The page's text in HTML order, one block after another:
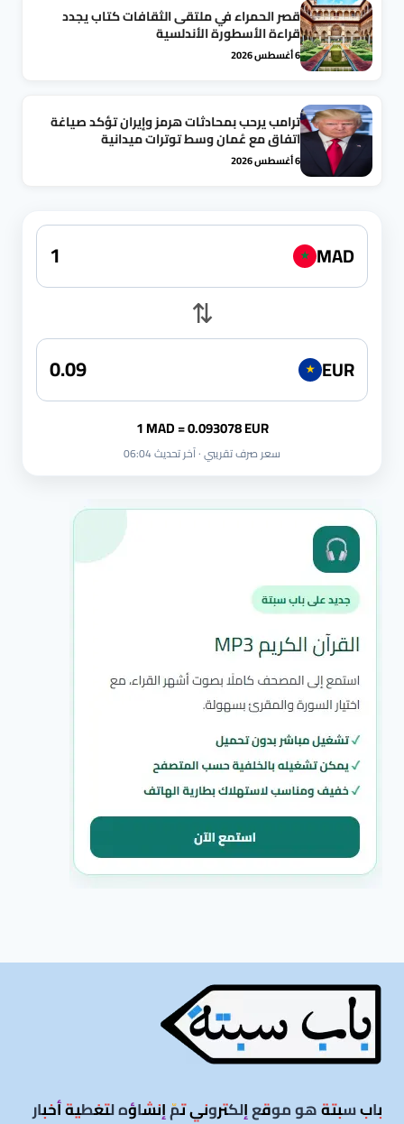
قصر الحمراء في ملتقى الثقافات كتاب يجدد
قراءة الأسطورة الأندلسية
6 أغسطس 2026
ترامب يرحب بمحادثات هرمز وإيران تؤكد صياغة
اتفاق مع عُمان وسط توترات ميدانية
6 أغسطس 2026
★ MAD
⇅
★ EUR
1 MAD = 0.093078 EUR
سعر صرف تقريبي · آخر تحديث 06:04
باب سبتة هو موقع إلكتروني تمّ إنشاؤه لتغطية أخبار